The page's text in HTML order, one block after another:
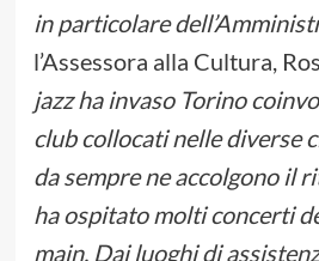
in particolare
l’Assessora alla Cultura,
jazz ha invaso Torino
club collocati nelle diverse
da sempre ne accolgono il
ha ospitato molti concerti
main. Dai luoghi di